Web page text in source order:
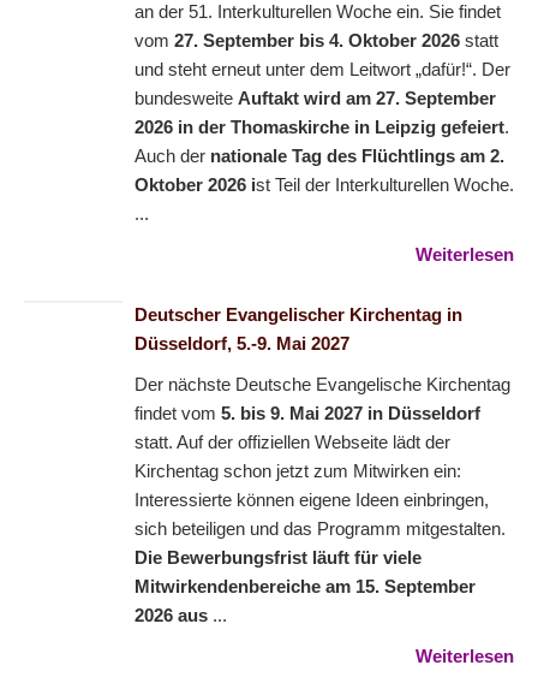
an der 51. Interkulturellen Woche ein. Sie findet
vom 27. September bis 4. Oktober 2026 statt
und steht erneut unter dem Leitwort „dafür!“. Der
bundesweite Auftakt wird am 27. September
2026 in der Thomaskirche in Leipzig gefeiert.
Auch der nationale Tag des Flüchtlings am 2.
Oktober 2026 ist Teil der Interkulturellen Woche.
...
Weiterlesen
Deutscher Evangelischer Kirchentag in
Düsseldorf, 5.-9. Mai 2027
Der nächste Deutsche Evangelische Kirchentag
findet vom 5. bis 9. Mai 2027 in Düsseldorf
statt. Auf der offiziellen Webseite lädt der
Kirchentag schon jetzt zum Mitwirken ein:
Interessierte können eigene Ideen einbringen,
sich beteiligen und das Programm mitgestalten.
Die Bewerbungsfrist läuft für viele
Mitwirkendenbereiche am 15. September
2026 aus ...
Weiterlesen